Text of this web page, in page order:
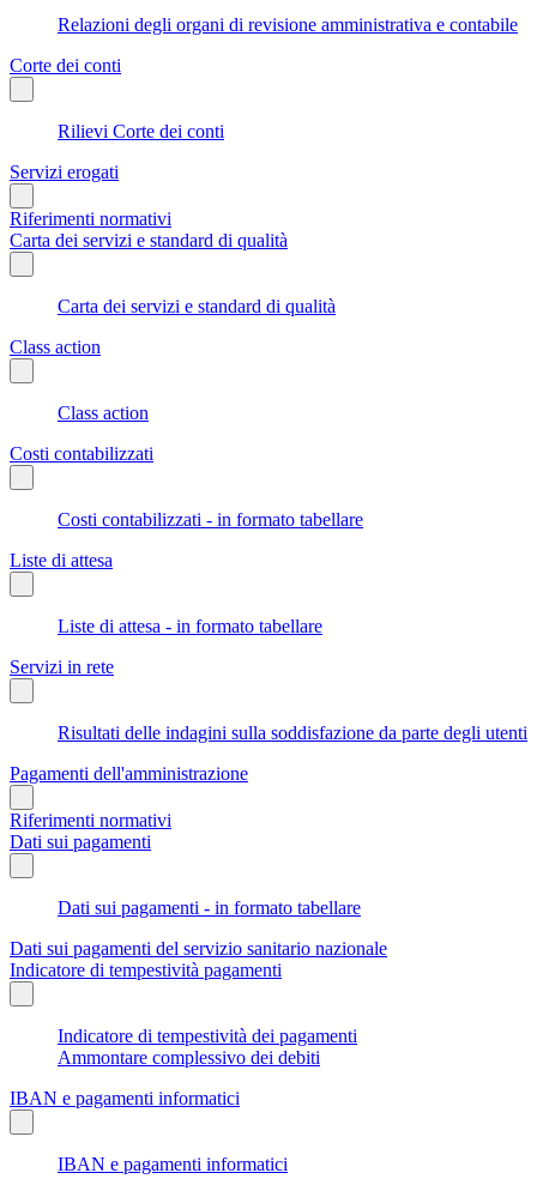
Relazioni degli organi di revisione amministrativa e contabile
Corte dei conti
Rilievi Corte dei conti
Servizi erogati
Riferimenti normativi
Carta dei servizi e standard di qualità
Carta dei servizi e standard di qualità
Class action
Class action
Costi contabilizzati
Costi contabilizzati - in formato tabellare
Liste di attesa
Liste di attesa - in formato tabellare
Servizi in rete
Risultati delle indagini sulla soddisfazione da parte degli utenti
Pagamenti dell'amministrazione
Riferimenti normativi
Dati sui pagamenti
Dati sui pagamenti - in formato tabellare
Dati sui pagamenti del servizio sanitario nazionale
Indicatore di tempestività pagamenti
Indicatore di tempestività dei pagamenti
Ammontare complessivo dei debiti
IBAN e pagamenti informatici
IBAN e pagamenti informatici